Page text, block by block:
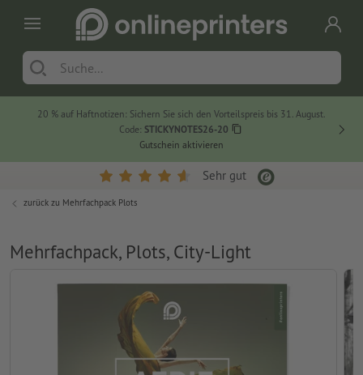
20 % auf Haftnotizen: Sichern Sie sich den Vorteilspreis bis 31. August.
Code: STICKYNOTES26-20
Gutschein aktivieren
Sehr gut
zurück zu Mehrfachpack Plots
Mehrfachpack, Plots, City-Light